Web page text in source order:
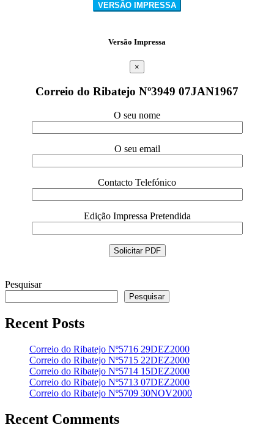
VERSÃO IMPRESSA
Versão Impressa
×
Correio do Ribatejo Nº3949 07JAN1967
O seu nome
O seu email
Contacto Telefónico
Edição Impressa Pretendida
Pesquisar
Pesquisar
Recent Posts
Correio do Ribatejo Nº5716 29DEZ2000
Correio do Ribatejo Nº5715 22DEZ2000
Correio do Ribatejo Nº5714 15DEZ2000
Correio do Ribatejo Nº5713 07DEZ2000
Correio do Ribatejo Nº5709 30NOV2000
Recent Comments